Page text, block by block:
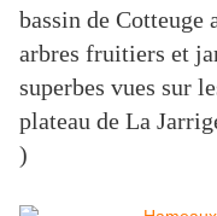
bassin de
arbres fruitiers et
superbes vues sur
plateau de La
)